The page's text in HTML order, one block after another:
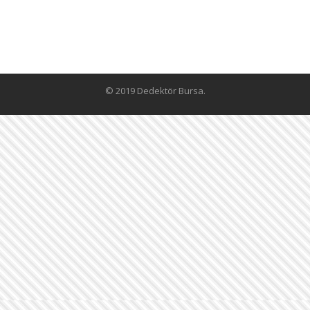
© 2019 Dedektör Bursa.